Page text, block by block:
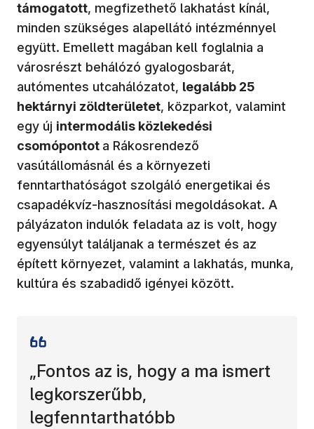
támogatott, megfizethető lakhatást kínál,
minden szükséges alapellátó intézménnyel
együtt. Emellett magában kell foglalnia a
városrészt behálózó gyalogosbarát,
autómentes utcahálózatot, legalább 25
hektárnyi zöldterületet, közparkot, valamint
egy új intermodális közlekedési
csomópontot a Rákosrendező
vasútállomásnál és a környezeti
fenntarthatóságot szolgáló energetikai és
csapadékvíz-hasznosítási megoldásokat. A
pályázaton indulók feladata az is volt, hogy
egyensúlyt találjanak a természet és az
épített környezet, valamint a lakhatás, munka,
kultúra és szabadidő igényei között.
„Fontos az is, hogy a ma ismert
legkorszerűbb,
legfenntarthatóbb